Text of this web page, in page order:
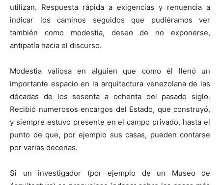
utilizan. Respuesta rápida a exigencias y renuencia a
indicar los caminos seguidos que pudiéramos ver
también como modestia, deseo de no exponerse,
antipatía hacia el discurso.
Modestia valiosa en alguien que como él llenó un
importante espacio en la arquitectura venezolana de las
décadas de los sesenta a ochenta del pasado siglo.
Recibió numerosos encargos del Estado, que construyó,
y siempre estuvo presente en el campo privado, hasta el
punto de que, por ejemplo sus casas, pueden contarse
por varias decenas.
Si un investigador (por ejemplo de un Museo de